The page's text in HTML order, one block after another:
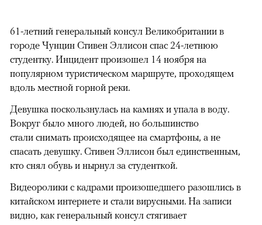
61-летний генеральный консул Великобритании в
городе Чунцин Стивен Эллисон спас 24-летнюю
студентку. Инцидент произошел 14 ноября на
популярном туристическом маршруте, проходящем
вдоль местной горной реки.
Девушка поскользнулась на камнях и упала в воду.
Вокруг было много людей, но большинство
стали снимать происходящее на смартфоны, а не
спасать девушку. Стивен Эллисон был единственным,
кто снял обувь и нырнул за студенткой.
Видеоролики с кадрами произошедшего разошлись в
китайском интернете и стали вирусными. На записи
видно, как генеральный консул стягивает